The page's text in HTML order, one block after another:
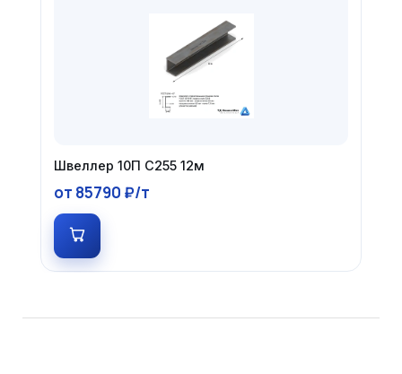
Швеллер 10П С255 12м
от 85790 ₽/т